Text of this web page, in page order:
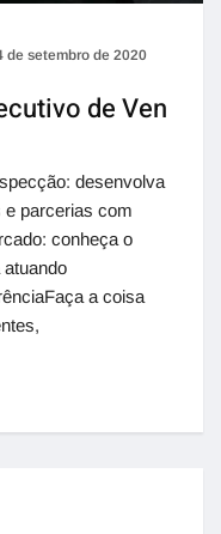
de setembro de 2020
de Ven
desenvolva
e parcerias com
conheça o
a coisa